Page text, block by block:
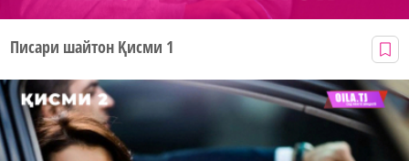
Писари шайтон Қисми 1